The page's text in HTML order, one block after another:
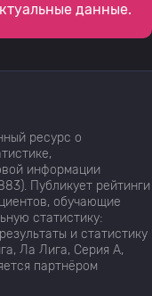
данные.
ресурс о
информации
Публикует рейтинги
обучающие
статистику:
и статистику
Ла Лига, Серия А,
партнёром